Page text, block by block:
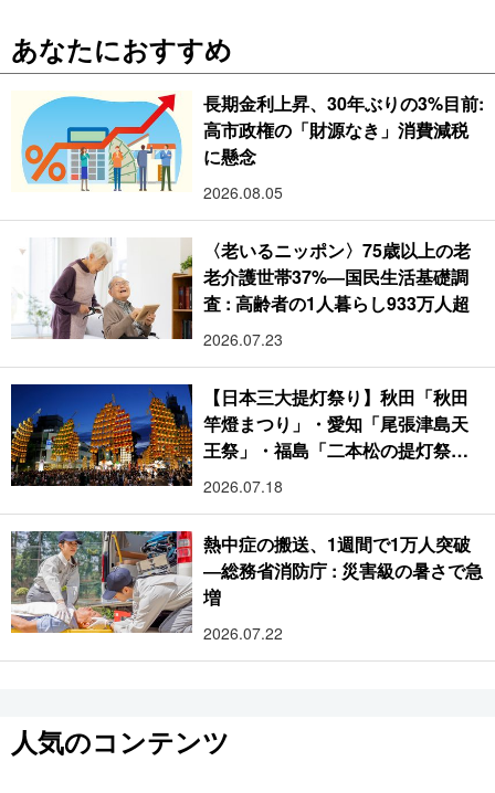
あなたにおすすめ
長期金利上昇、30年ぶりの3%目前:
高市政権の「財源なき」消費減税
に懸念
2026.08.05
〈老いるニッポン〉75歳以上の老
老介護世帯37%―国民生活基礎調
査 : 高齢者の1人暮らし933万人超
2026.07.23
【日本三大提灯祭り】秋田「秋田
竿燈まつり」・愛知「尾張津島天
王祭」・福島「二本松の提灯祭
り」:おびただしい灯火が夜空を照
2026.07.18
熱中症の搬送、1週間で1万人突破
―総務省消防庁 : 災害級の暑さで急
増
2026.07.22
人気のコンテンツ